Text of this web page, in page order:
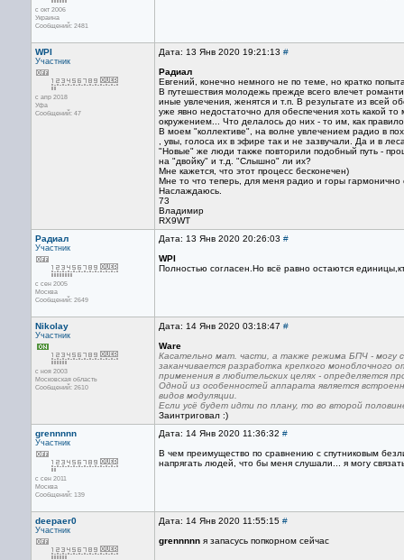
с окт 2006
Украина
Сообщений: 2481
WPI
Участник
с апр 2018
Уфа
Сообщений: 47
Дата: 13 Янв 2020 19:21:13 #
Радиал
Евгений, конечно немного не по теме, но кратко
В путешествия молодежь прежде всего влечет
иные увлечения, женятся и т.п. В результате из всей
уже явно недостаточно для обеспечения хоть какой
окружением... Что делалось до них - то им, как
В моем "коллективе", на волне увлечением радио в
, увы, голоса их в эфире так и не зазвучали. Да и в
"Новые" же люди также повторили подобный путь -
на "двойку" и т.д. "Слышно" ли их?
Мне кажется, что этот процесс бесконечен)
Мне то что теперь, для меня радио и горы
Наслаждаюсь.
73
Владимир
RX9WT
Радиал
Участник
с сен 2005
Москва
Сообщений: 2649
Дата: 13 Янв 2020 20:26:03 #
WPI
Полностью согласен.Но всё равно остаются
Nikolay
Участник
с ноя 2003
Московская область
Сообщений: 2610
Дата: 14 Янв 2020 03:18:47 #
Ware
Касательно мат. части, а также режима БПЧ - могу
заканчивается разработка крепкого моноблочного
применения в любительских целях - определяется
Одной из особенностей аппарата является
видов модуляции.
Если усё будет идти по плану, то во второй
Заинтриговал :)
grennnnn
Участник
с сен 2011
Москва
Сообщений: 139
Дата: 14 Янв 2020 11:36:32 #
В чем преимущество по сравнению с спутниковым
напрягать людей, что бы меня слушали... я могу
deepaer0
Участник
Дата: 14 Янв 2020 11:55:15 #
grennnnn я запасусь попкорном сейчас